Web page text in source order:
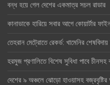
বন্ধ হয়ে গেল দেশের একমাত্র সচল রাডার
কানাডাকে হারিয়ে সবার আগে কোয়ার্টার
তেহরান মেট্রোতে রেকর্ড: খামেনির
হরমুজ প্রণালিতে বিশেষ সুবিধা পাবে
দেশের ৯ অঞ্চলে ঝোড়ো হাওয়াসহ